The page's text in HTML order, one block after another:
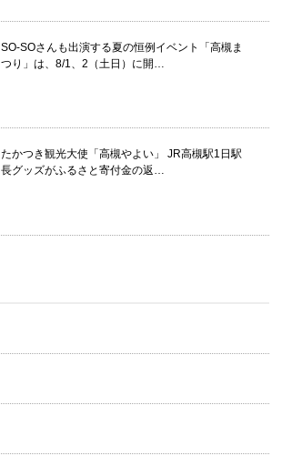
SO-SOさんも出演する夏の恒例イベント「高槻ま
つり」は、8/1、2（土日）に開…
たかつき観光大使「高槻やよい」 JR高槻駅1日駅
長グッズがふるさと寄付金の返…